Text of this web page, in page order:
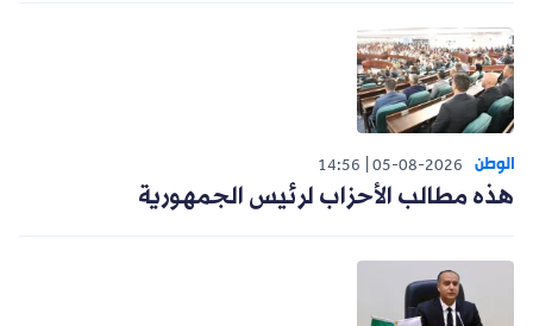
الوطن 05-08-2026
14:56
هذه مطالب الأحزاب لرئيس الجمهورية